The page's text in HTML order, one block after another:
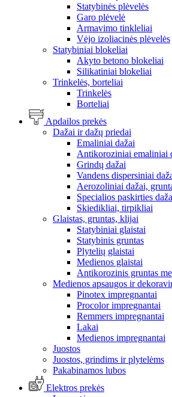
Statybinės plėvelės
Garo plėvelė
Armavimo tinkleliai
Vėjo izoliacinės plėvelės
Statybiniai blokeliai
Akyto betono blokeliai
Silikatiniai blokeliai
Trinkelės, borteliai
Trinkelės
Borteliai
Apdailos prekės
Dažai ir dažų priedai
Emaliniai dažai
Antikoroziniai emaliniai
Grindų dažai
Vandens dispersiniai
Aerozoliniai dažai,
Specialios paskirties
Skiedikliai, tirpikliai
Glaistas, gruntas, klijai
Statybiniai glaistai
Statybinis gruntas
Plytelių glaistai
Medienos glaistai
Antikorozinis gruntas
Medienos apsaugos ir
Pinotex impregnantai
Procolor impregnantai
Remmers impregnantai
Lakai
Medienos impregnantai
Juostos
Juostos, grindims ir plytelėms
Pakabinamos lubos
Elektros prekės